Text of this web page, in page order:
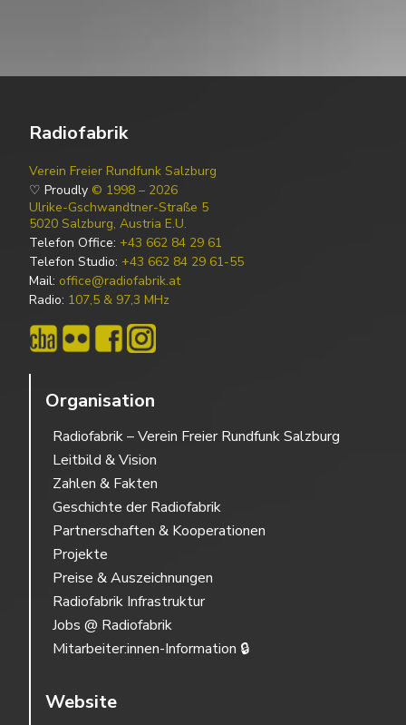
Radiofabrik
Verein Freier Rundfunk Salzburg
♡ Proudly © 1998 – 2026
Ulrike-Gschwandtner-Straße 5
5020 Salzburg, Austria E.U.
Telefon Office: +43 662 84 29 61
Telefon Studio: +43 662 84 29 61-55
Mail: office@radiofabrik.at
Radio: 107,5 & 97,3 MHz
Organisation
Radiofabrik – Verein Freier Rundfunk Salzburg
Leitbild & Vision
Zahlen & Fakten
Geschichte der Radiofabrik
Partnerschaften & Kooperationen
Projekte
Preise & Auszeichnungen
Radiofabrik Infrastruktur
Jobs @ Radiofabrik
Mitarbeiter:innen-Information 🔒
Website